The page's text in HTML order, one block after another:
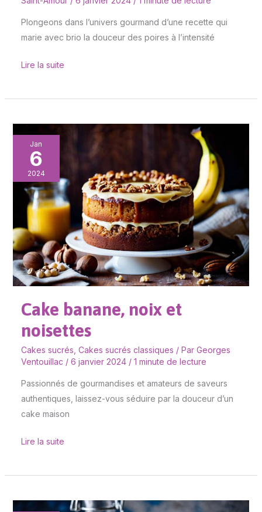
Plongeons dans l’univers gourmand d’une recette qui
marie avec brio la douceur des poires à l’intensité
Lire la suite
Jan
6
2024
Cake banane, noix et
noisettes
Cakes sucrés Cakes sucrés classiques / Par Georges
Ventouillac / 6 janvier 2024 / 1 minute de lecture
Passionnés de gourmandises et amateurs de saveurs
authentiques, laissez-vous séduire par la douceur d’un
cake maison
Cake
banane,
noix
et
noisettes
Lire la suite